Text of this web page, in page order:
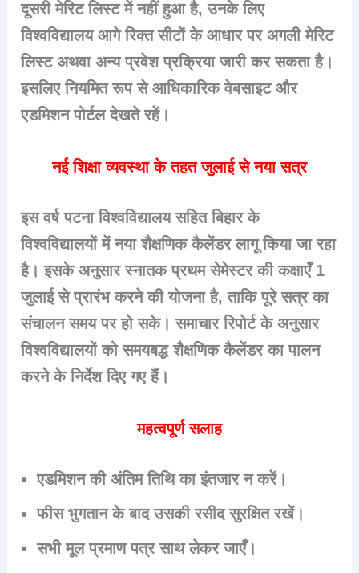
दूसरी मेरिट लिस्ट में नहीं हुआ है, उनके लिए
विश्वविद्यालय आगे रिक्त सीटों के आधार पर अगली मेरिट
लिस्ट अथवा अन्य प्रवेश प्रक्रिया जारी कर सकता है।
इसलिए नियमित रूप से आधिकारिक वेबसाइट और
एडमिशन पोर्टल देखते रहें।
नई शिक्षा व्यवस्था के तहत जुलाई से नया सत्र
इस वर्ष पटना विश्वविद्यालय सहित बिहार के
विश्वविद्यालयों में नया शैक्षणिक कैलेंडर लागू किया जा रहा
है। इसके अनुसार स्नातक प्रथम सेमेस्टर की कक्षाएँ1
जुलाईसे प्रारंभ करने की योजना है, ताकि पूरे सत्र का
संचालन समय पर हो सके। समाचार रिपोर्ट के अनुसार
विश्वविद्यालयों को समयबद्ध शैक्षणिक कैलेंडर का पालन
करने के निर्देश दिए गए हैं।
महत्वपूर्ण सलाह
एडमिशन की अंतिम तिथि का इंतजार न करें।
फीस भुगतान के बाद उसकी रसीद सुरक्षित रखें।
सभी मूल प्रमाण पत्र साथ लेकर जाएँ।